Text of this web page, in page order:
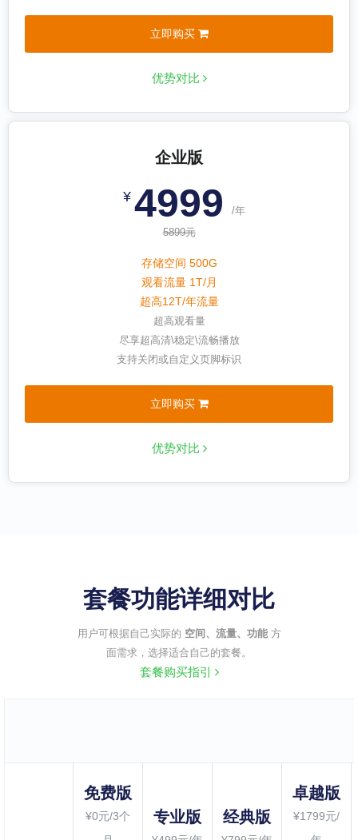
立即购买
优势对比
企业版
¥ 4999
/年
5899元
存储空间 500G
观看流量 1T/月
超高12T/年流量
超高观看量
尽享超高清\稳定\流畅播放
支持关闭或自定义页脚标识
立即购买
优势对比
套餐功能详细对比
用户可根据自己实际的 空间、流量、功能 方
面需求，选择适合自己的套餐。
套餐购买指引
免费版
¥0元/3个
专业版 经典版
卓越版
¥1799元/